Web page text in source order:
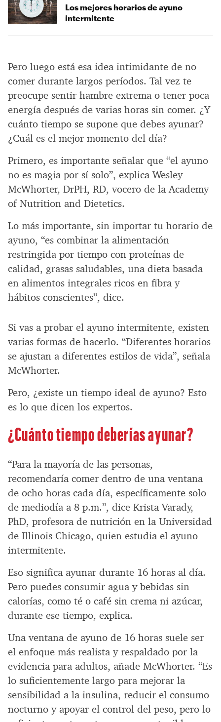
Pero luego está esa idea intimidante de no
comer durante largos períodos. Tal vez te
preocupe sentir hambre extrema o tener poca
energía después de varias horas sin comer. ¿Y
cuánto tiempo se supone que debes ayunar?
¿Cuál es el mejor momento del día?
Primero, es importante señalar que “el ayuno
no es magia por sí solo”, explica Wesley
McWhorter, DrPH, RD, vocero de la Academy
of Nutrition and Dietetics.
Lo más importante, sin importar tu horario de
ayuno, “es combinar la alimentación
restringida por tiempo con proteínas de
calidad, grasas saludables, una dieta basada
en alimentos integrales ricos en fibra y
hábitos conscientes”, dice.
Si vas a probar el ayuno intermitente, existen
varias formas de hacerlo. “Diferentes horarios
se ajustan a diferentes estilos de vida”, señala
McWhorter.
Pero, ¿existe un tiempo ideal de ayuno? Esto
es lo que dicen los expertos.
¿Cuánto tiempo deberías ayunar?
“Para la mayoría de las personas,
recomendaría comer dentro de una ventana
de ocho horas cada día, específicamente solo
de mediodía a 8 p.m.”, dice Krista Varady,
PhD, profesora de nutrición en la Universidad
de Illinois Chicago, quien estudia el ayuno
intermitente.
Eso significa ayunar durante 16 horas al día.
Pero puedes consumir agua y bebidas sin
calorías, como té o café sin crema ni azúcar,
durante ese tiempo, explica.
Una ventana de ayuno de 16 horas suele ser
el enfoque más realista y respaldado por la
evidencia para adultos, añade McWhorter. “Es
lo suficientemente largo para mejorar la
sensibilidad a la insulina, reducir el consumo
nocturno y apoyar el control del peso, pero lo
Los mejores horarios de ayuno
intermitente